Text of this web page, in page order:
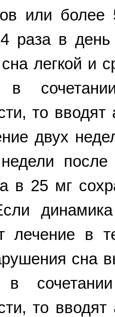
или более
4 раза в
легкой и
в
то вводят
двух
в 25 мг
лечение в
сна
в
то